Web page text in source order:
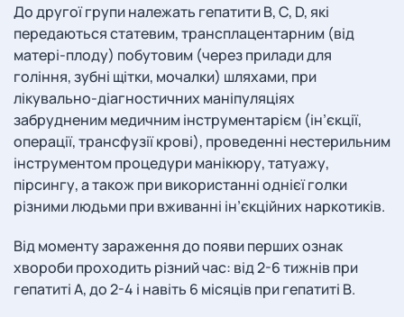
До другої групи належать гепатити B, C, D, які
передаються статевим, трансплацентарним (від
матері-плоду) побутовим (через прилади для
гоління, зубні щітки, мочалки) шляхами, при
лікувально-діагностичних маніпуляціях
забрудненим медичним інструментарієм (ін’єкції,
операції, трансфузії крові), проведенні нестерильним
інструментом процедури манікюру, татуажу,
пірсингу, а також при використанні однієї голки
різними людьми при вживанні ін’єкційних наркотиків.
Від моменту зараження до появи перших ознак
хвороби проходить різний час: від 2-6 тижнів при
гепатиті А, до 2-4 і навіть 6 місяців при гепатиті В.